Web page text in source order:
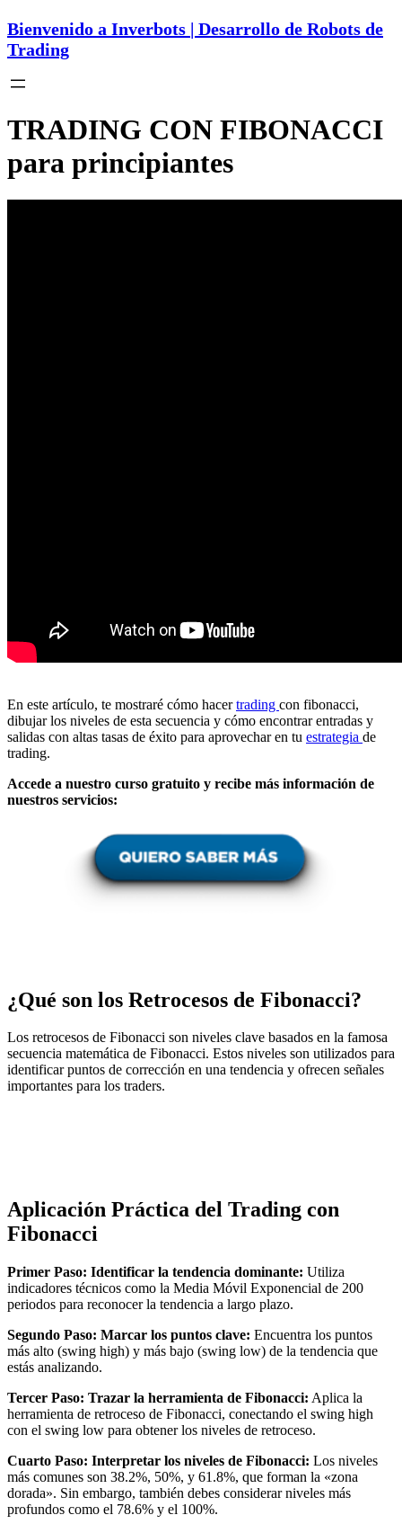
Bienvenido a Inverbots | Desarrollo de Robots de
Trading
TRADING CON FIBONACCI
para principiantes
En este artículo, te mostraré cómo hacertrading con fibonacci,
dibujar los niveles de esta secuencia y cómo encontrar entradas y
salidas con altas tasas de éxito para aprovechar en tu estrategia de
trading.
Accede a nuestro curso gratuito y recibe más información de
nuestros servicios:
¿Qué son los Retrocesos de Fibonacci?
Los retrocesos de Fibonacci son niveles clave basados en la famosa
secuencia matemática de Fibonacci. Estos niveles son utilizados para
identificar puntos de corrección en una tendencia y ofrecen señales
importantes para los traders.
Aplicación Práctica del Trading con
Fibonacci
Primer Paso: Identificar la tendencia dominante: Utiliza
indicadores técnicos como la Media Móvil Exponencial de 200
periodos para reconocer la tendencia a largo plazo.
Segundo Paso: Marcar los puntos clave: Encuentra los puntos
más alto (swing high) y más bajo (swing low) de la tendencia que
estás analizando.
Tercer Paso: Trazar la herramienta de Fibonacci: Aplica la
herramienta de retroceso de Fibonacci, conectando el swing high
con el swing low para obtener los niveles de retroceso.
Cuarto Paso: Interpretar los niveles de Fibonacci: Los niveles
más comunes son 38.2%, 50%, y 61.8%, que forman la «zona
dorada». Sin embargo, también debes considerar niveles más
profundos como el 78.6% y el 100%.